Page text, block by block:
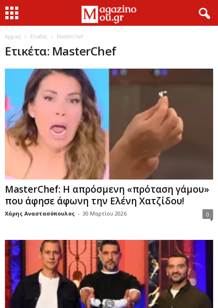
Αρχική Ετικέτες MasterChef
Ετικέτα: MasterChef
MasterChef: Η απρόσμενη «πρόταση γάμου»
που άφησε άφωνη την Ελένη Χατζίδου!
Χάρης Αναστασόπουλος - 30 Μαρτίου 2026 0